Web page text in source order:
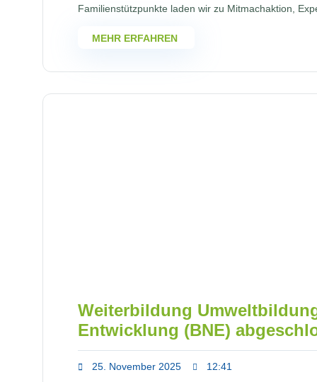
Familienstützpunkte laden wir zu Mitmachaktion,
MEHR ERFAHREN
Weiterbildung
Entwicklung (BNE)
25. November 2025 12:41